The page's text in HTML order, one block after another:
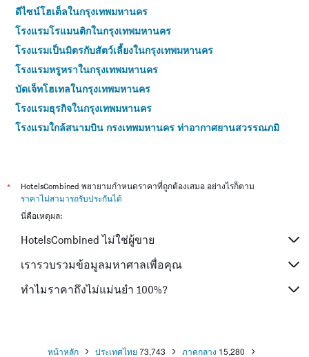
ดีไซน์โฮเต็ลในกรุงเทพมหานคร
โรงแรมโรแมนติกในกรุงเทพมหานคร
โรงแรมเป็นมิตรกับสัตว์เลี้ยงในกรุงเทพมหานคร
โรงแรมหรูหราในกรุงเทพมหานคร
บัดเจ็ทโฮเทลในกรุงเทพมหานคร
โรงแรมธุรกิจในกรุงเทพมหานคร
โรงแรมใกล้สนามบิน กรุงเทพมหานคร ท่าอากาศยานสุวรรณภูมิ
โรงแรม 5 ดาวในกรุงเทพมหานคร
*
HotelsCombined พยายามกำหนดราคาที่ถูกต้องเสมอ อย่างไรก็ตาม
ราคาไม่สามารถรับประกันได้
นี่คือเหตุผล:
HotelsCombined ไม่ใช่ผู้ขาย
เรารวบรวมข้อมูลมหาศาลเพื่อคุณ
ทำไมราคาถึงไม่แม่นยำ 100%?
หน้าหลัก ประเทศไทย 73,743 ภาคกลาง 15,280